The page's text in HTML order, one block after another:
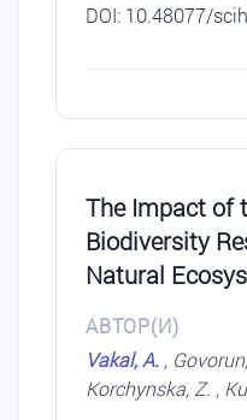
DOI: 10.48077/
The Impact of
Biodiversity
Natural
АВТОР(И)
Vakal, A. ,
Korchynska, Z. ,